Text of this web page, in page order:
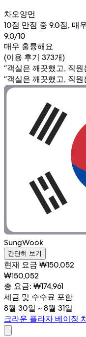
차오양먼
10점 만점 중 9.0점, 매
9.0/10
매우 훌륭해요
(이용 후기 373개)
“객실은 깨끗했고, 직
“객실은 깨끗했고, 직
SungWook
간단히 보기
현재 요금 ₩150,052
₩150,052
총 요금: ₩174,961
세금 및 수수료 포함
8월 30일 ~ 8월 31일
크라운 플라자 베이징